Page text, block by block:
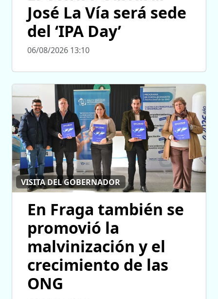
José La Vía será sede
del ‘IPA Day’
06/08/2026 13:10
VISITA DEL GOBERNADOR
En Fraga también se
promovió la
malvinización y el
crecimiento de las
ONG